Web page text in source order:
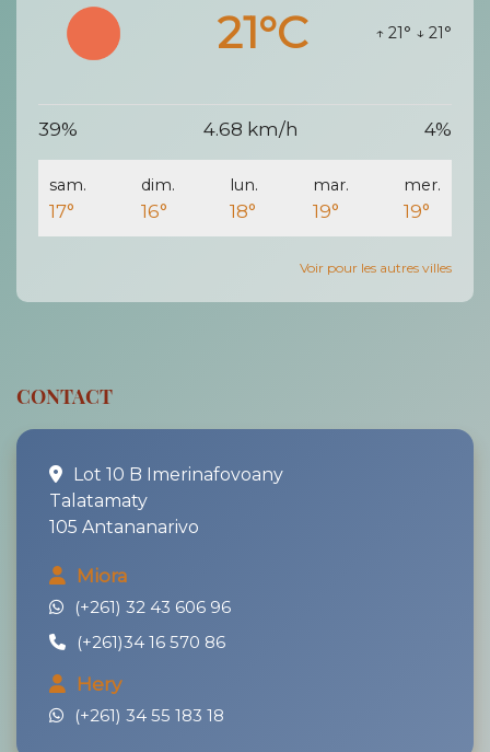
21°C ↑ 21° ↓ 21°
39% 4.68 km/h 4%
sam.
17°
dim.
16°
lun.
18°
mar.
19°
mer.
19°
Voir pour les autres villes
CONTACT
Lot 10 B Imerinafovoany
Talatamaty
105 Antananarivo
Miora
(+261) 32 43 606 96
(+261)34 16 570 86
Hery
(+261) 34 55 183 18